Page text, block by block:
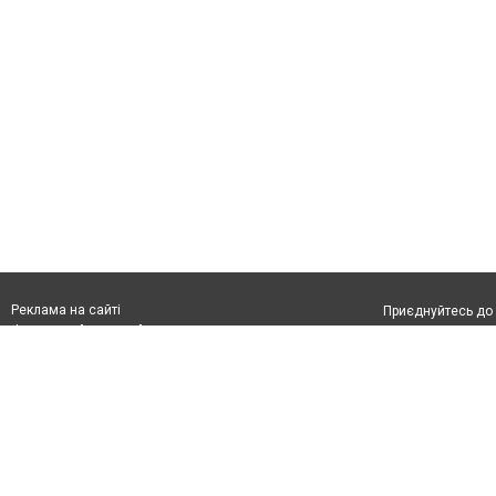
Реклама на сайті
Франшиза "CitySites"
Приєднуйтесь до